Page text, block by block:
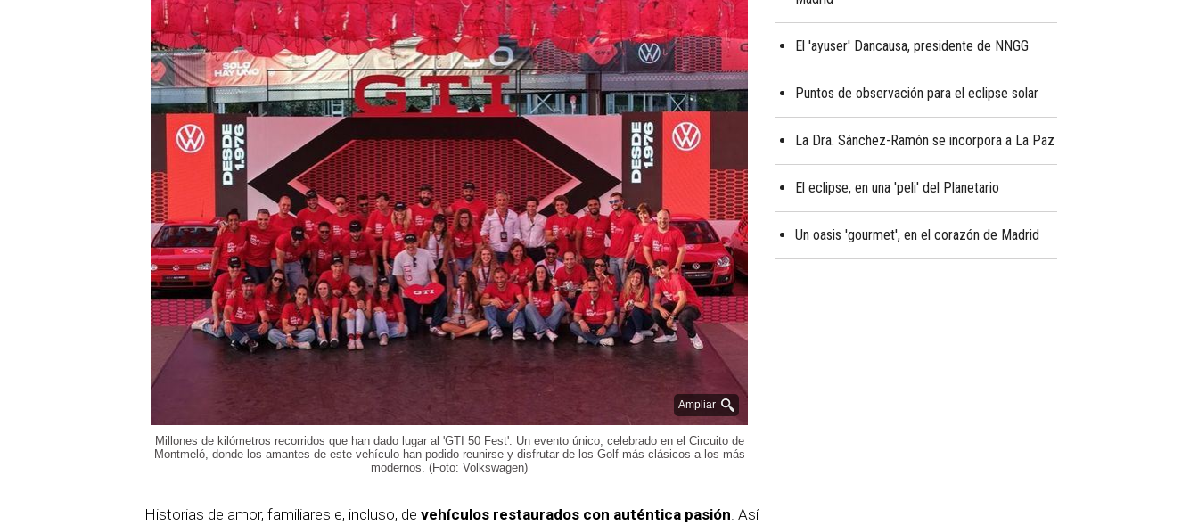
Ampliar
Millones de kilómetros recorridos que han dado lugar al 'GTI 50 Fest'. Un evento único, celebrado en el Circuito de
Montmeló, donde los amantes de este vehículo han podido reunirse y disfrutar de los Golf más clásicos a los más
modernos. (Foto: Volkswagen)
Historias de amor, familiares e, incluso, de vehículos restaurados con auténtica pasión. Así
El 'ayuser' Dancausa, presidente de NNGG
Puntos de observación para el eclipse solar
La Dra. Sánchez-Ramón se incorpora a La Paz
El eclipse, en una 'peli' del Planetario
Un oasis 'gourmet', en el corazón de Madrid